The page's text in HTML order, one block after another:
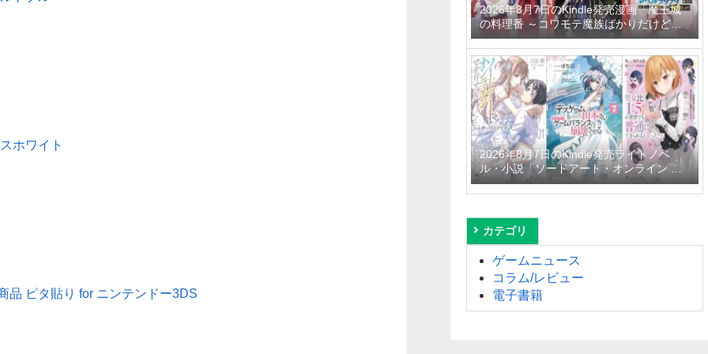
ホワイト
ピタ貼り for ニンテンドー3DS
2026年8月7日のKindle発売漫画「魔王城
の料理番 ～コワモテ魔族ばかりだけど、
ホワイトな職場です～ 6巻」「魔女と傭兵
9巻」「信じていた仲間達にダンジョン奥
地で殺されかけたがギフト『無限ガチャ』
でレベル9999の仲間達を手に入れて元パ
ーティーメンバーと世界に復讐＆『ざま
ぁ！』します！ 23巻」など
2026年8月7日のKindle発売ライトノベ
ル・小説「ソードアート・オンライン マ
テリアル1 シュガーリィ・デイズ」「デス
ゲームに巻き込まれた山本さん、気ままに
比1：5の世界でも普通に生きられると思
った？6 ～激重感情な彼女たちが無自覚男
子に翻弄されたら～」など
カテゴリ
ゲームニュース
コラム/レビュー
電子書籍